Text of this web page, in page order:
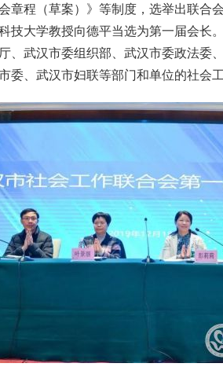
章程（草案）》等制度，选举出联合
技大学教授向德平当选为第一届会长
、武汉市委组织部、武汉市委政法委
委、武汉市妇联等部门和单位的社会